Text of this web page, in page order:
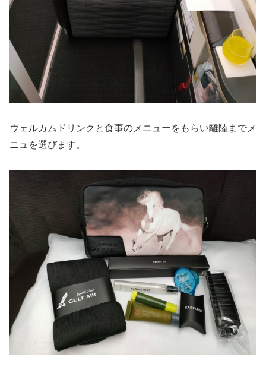
ウェルカムドリンクと食事のメニューをもらい離陸までメ
ニュを選びます。